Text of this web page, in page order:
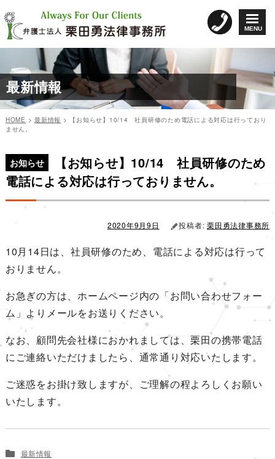
MENU
ン
テ
ン
へ
ス
キ
ッ
プ
最新情報
HOME >最新情報 >
【お知らせ】10/14 社員研修のため電話による対応は行っており
ません。
お知らせ
【お知らせ】10/14 社員研修のため
電話による対応は行っておりません。
日:
2020年9月9日 投稿者:栗田勇法律事務所
10月14日は、社員研修のため、電話による対応は行って
おりません。
お急ぎの方は、ホームページ内の「お問い合わせフォー
ム」よりメールをお送りください。
なお、顧問先会社様におかれましては、栗田の携帯電話
にご連絡いただけましたら、通常通り対応いたします。
ご迷惑をお掛け致しますが、ご理解の程よろしくお願い
いたします。
ゴ
リ
ー
最新情報
稿
ナ
ビ
ョ
ン